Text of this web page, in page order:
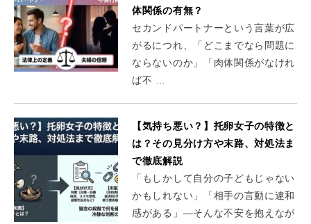
体関係の有無？
セカンドパートナーという言葉が広
がるにつれ、「どこまでなら問題に
ならないのか」「肉体関係がなけれ
ば不 …
【気持ち悪い？】托卵女子の特徴と
は？その見分け方や末路、対処法ま
で徹底解説
「もしかして自分の子どもじゃない
かもしれない」「相手の言動に違和
感がある」―そんな不安を抱えなが